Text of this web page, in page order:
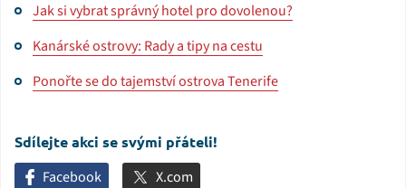
Jak si vybrat správný hotel pro dovolenou?
Kanárské ostrovy: Rady a tipy na cestu
Ponořte se do tajemství ostrova Tenerife
Sdílejte akci se svými přáteli!
Facebook X.com